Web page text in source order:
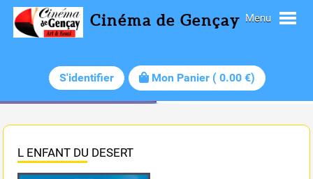
Cinéma de Gençay
S'identifier Mon Panier (0.00 €)
Menu
L ENFANT DU DESERT